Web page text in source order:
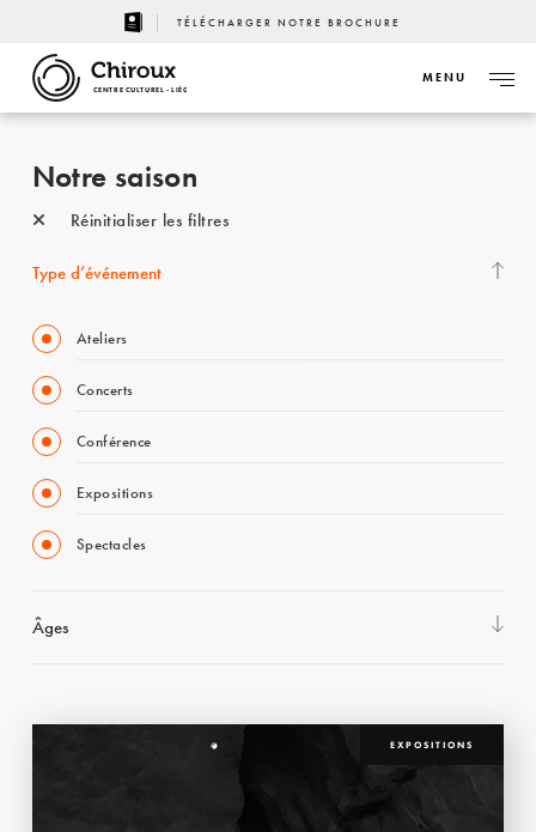
TÉLÉCHARGER NOTRE BROCHURE
CENTRE CULTUREL - LIÈGE
MENU
Notre saison
Réinitialiser les filtres
Type d’événement
Ateliers
Concerts
Conférence
Expositions
Spectacles
Âges
EXPOSITIONS